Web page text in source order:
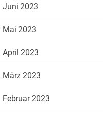
Juni 2023
Mai 2023
April 2023
März 2023
Februar 2023